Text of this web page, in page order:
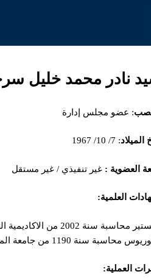
نادر محمد خليل
: عضو مجلس إدارة
الميلاد: 7/ 10/ 1967
العضوية : غير تنفيذي / غير مستقل
العلمية:
سنة 2002 من الاكاديمية العربية للعلوم المالية والمصرفية / الأردن
سنة 1190 من جامعة المنصورة / جمهورية مصر العربية
العملية: